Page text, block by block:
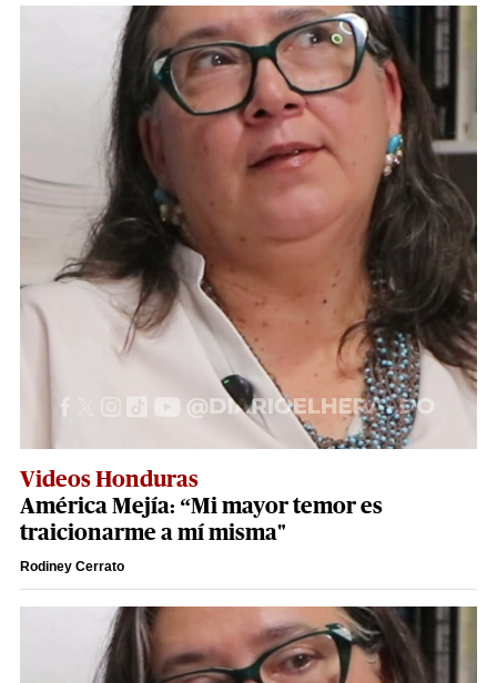
Videos Honduras
América Mejía: “Mi mayor temor es
traicionarme a mí misma"
Rodiney Cerrato